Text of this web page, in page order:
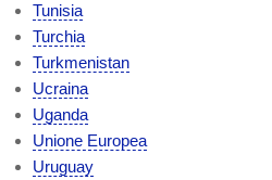
Tunisia
Turchia
Turkmenistan
Ucraina
Uganda
Unione Europea
Uruguay